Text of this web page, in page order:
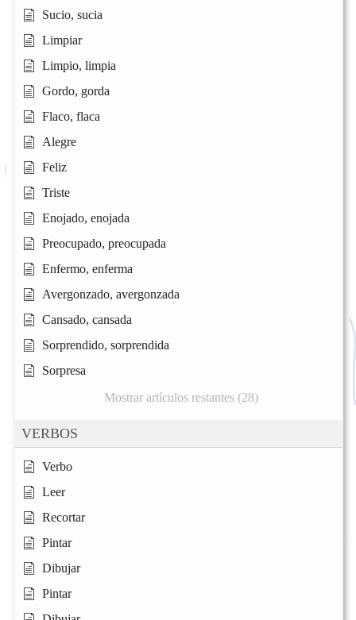
Sucio, sucia
Limpiar
Limpio, limpia
Gordo, gorda
Flaco, flaca
Alegre
Feliz
Triste
Enojado, enojada
Preocupado, preocupada
Enfermo, enferma
Avergonzado, avergonzada
Cansado, cansada
Sorprendido, sorprendida
Sorpresa
Mostrar artículos restantes (28)
VERBOS
Verbo
Leer
Recortar
Pintar
Dibujar
Pintar